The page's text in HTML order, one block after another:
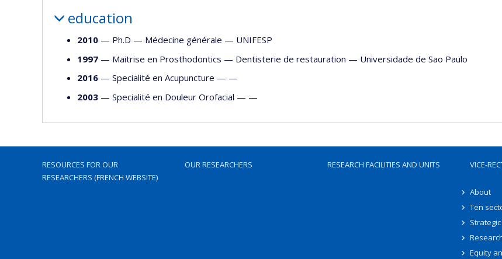
education
2010 — Ph.D — Médecine générale — UNIFESP
1997 — Maitrise en Prosthodontics — Dentisterie de restauration — Universidade de Sao Paulo
2016 — Specialité en Acupuncture — —
2003 — Specialité en Douleur Orofacial — —
RESOURCES FOR OUR
RESEARCHERS (FRENCH WEBSITE)
OUR RESEARCHERS RESEARCH FACILITIES AND UNITS VICE-
About
Ten
Equity